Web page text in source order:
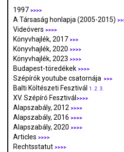
1997 >>>>
A Társaság honlapja (2005-2015)
Videóvers >>>>
Könyvhajlék, 2017 >>>
Könyvhajlék, 2020 >>>>
Könyvhajlék, 2023 >>>>
Budapest-töredékek >>>>
Szépírók youtube csatornája >>>
Balti Költészeti Fesztivál 1. 2. 3.
XV. Szépíró Fesztivál >>>>
Alapszabály, 2012 >>>>
Alapszabály, 2016 >>>>
Alapszabály, 2020 >>>>
Articles >>>>
Rechtsstatut >>>>